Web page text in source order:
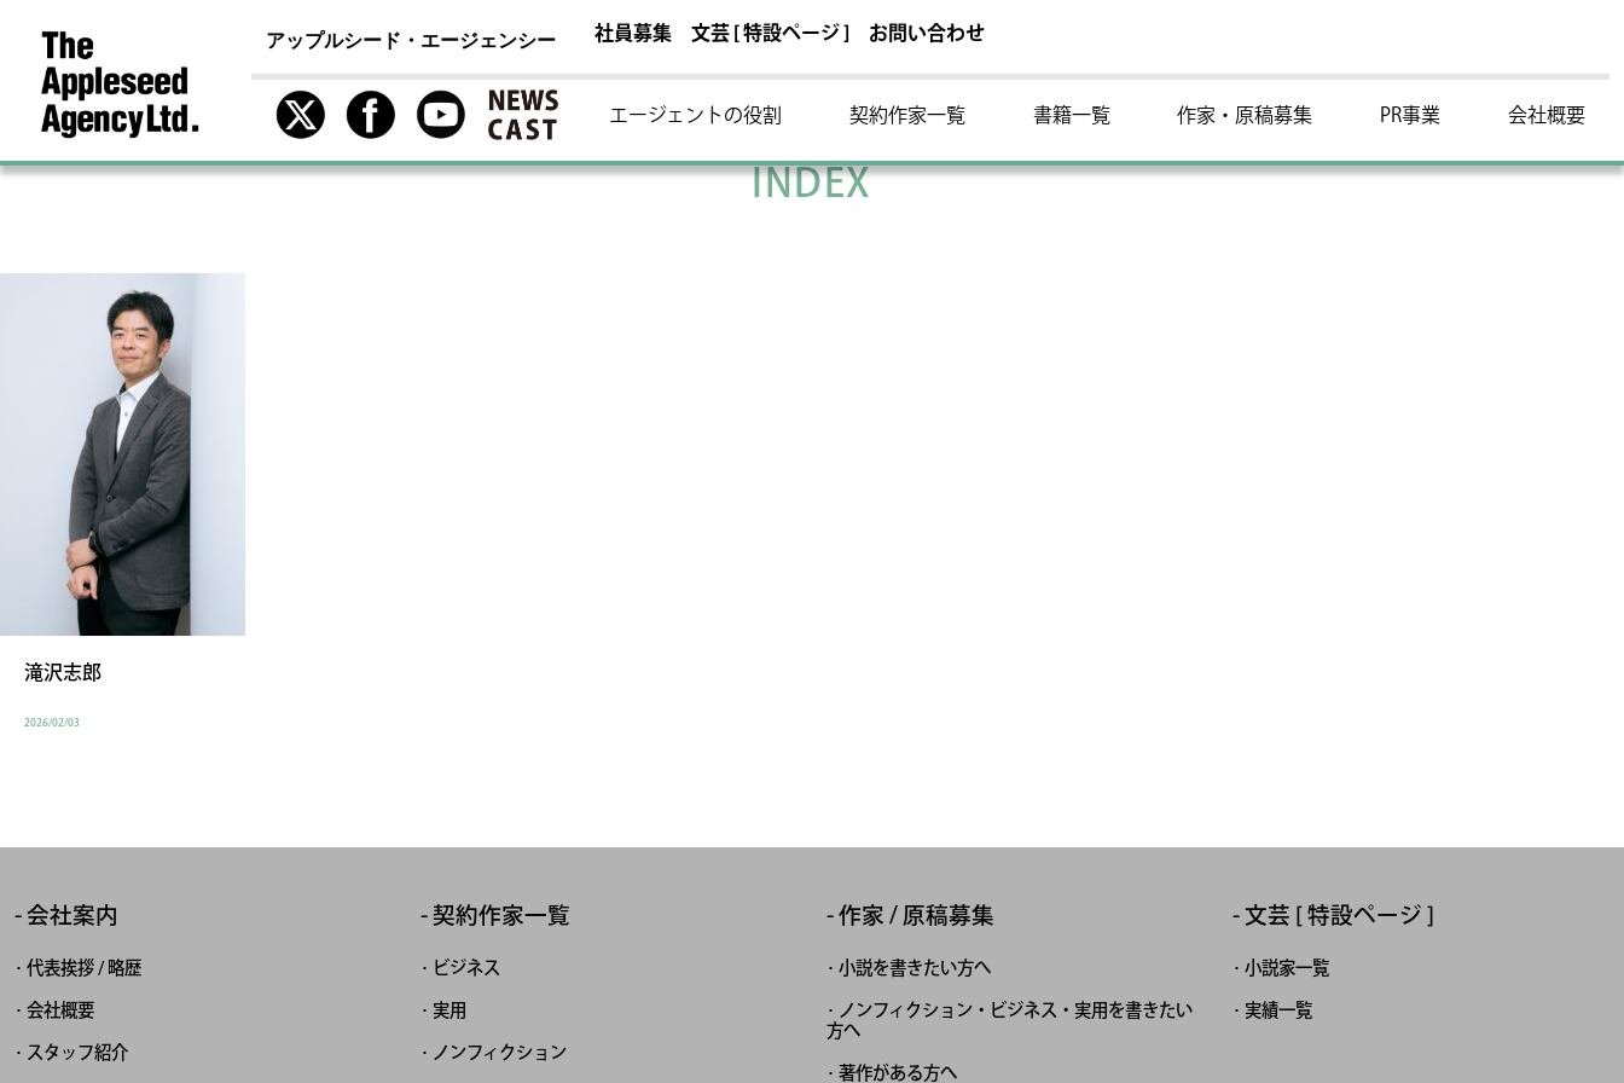
アップルシード・エージェンシー 社員募集 文芸 [ 特設ページ ] お問い合わせ
エージェントの役割 契約作家一覧 書籍一覧 作家・原稿募集 PR事業 会社概要
INDEX
滝沢志郎
2026/02/03
会社案内
代表挨拶 / 略歴
会社概要
スタッフ紹介
契約作家一覧
ビジネス
実用
ノンフィクション
作家 / 原稿募集
小説を書きたい方へ
ノンフィクション・ビジネス・実用を書きたい
方へ
著作がある方へ
文芸 [ 特設ページ ]
小説家一覧
実績一覧